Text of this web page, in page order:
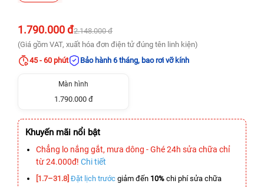
1.790.000 đ2.148.000 đ
(Giá gồm VAT, xuất hóa đơn điện tử đúng tên linh kiện)
45 - 60 phút
Bảo hành 6 tháng, bao rơi vỡ kính
Màn hình
1.790.000 đ
Khuyến mãi nổi bật
Chẳng lo nắng gắt, mưa dông - Ghé 24h sửa chữa chỉ
từ 24.000đ! Chi tiết
[1.7–31.8] Đặt lịch trước giảm đến 10% chi phí sửa chữa